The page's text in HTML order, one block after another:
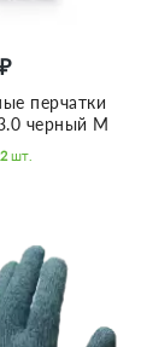
перчатки
черный M
Шт.